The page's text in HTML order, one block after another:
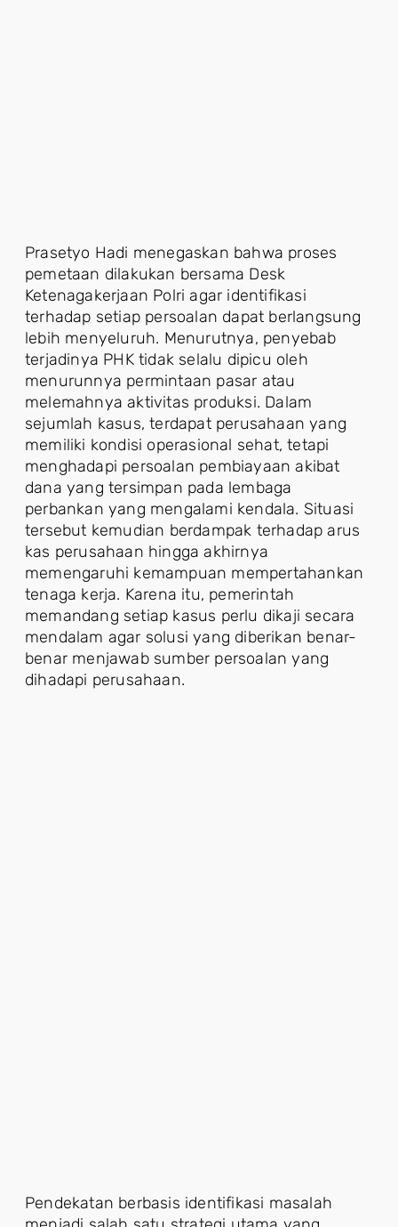
Prasetyo Hadi menegaskan bahwa proses
pemetaan dilakukan bersama Desk
Ketenagakerjaan Polri agar identifikasi
terhadap setiap persoalan dapat berlangsung
lebih menyeluruh. Menurutnya, penyebab
terjadinya PHK tidak selalu dipicu oleh
menurunnya permintaan pasar atau
melemahnya aktivitas produksi. Dalam
sejumlah kasus, terdapat perusahaan yang
memiliki kondisi operasional sehat, tetapi
menghadapi persoalan pembiayaan akibat
dana yang tersimpan pada lembaga
perbankan yang mengalami kendala. Situasi
tersebut kemudian berdampak terhadap arus
kas perusahaan hingga akhirnya
memengaruhi kemampuan mempertahankan
tenaga kerja. Karena itu, pemerintah
memandang setiap kasus perlu dikaji secara
mendalam agar solusi yang diberikan benar-
benar menjawab sumber persoalan yang
dihadapi perusahaan.
Pendekatan berbasis identifikasi masalah